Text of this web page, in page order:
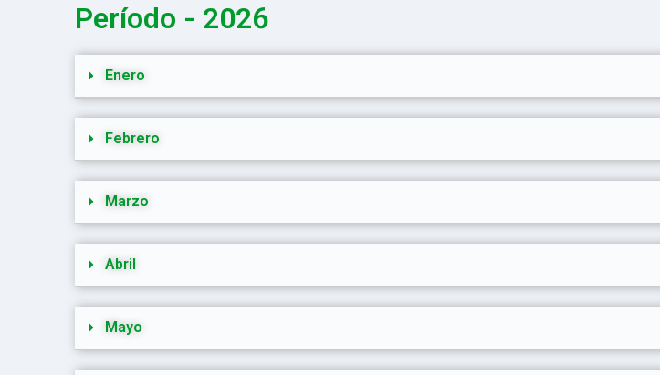
Período - 2026
Enero
Febrero
Marzo
Abril
Mayo